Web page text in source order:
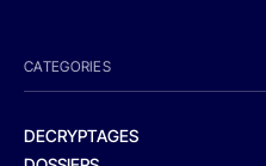
CATEGORIES
DECRYPTAGES